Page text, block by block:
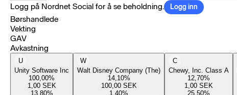
Logg på Nordnet Social for å se beholdning. Logg inn
Børshandlede
Vekting
GAV
Avkastning
U
Unity Software Inc
100,00%
1,00 SEK
13,80%
W
Walt Disney Company (The)
14,10%
100,00 SEK
1,40%
C
Chewy, Inc. Class A
12,70%
1,00 SEK
25,50%